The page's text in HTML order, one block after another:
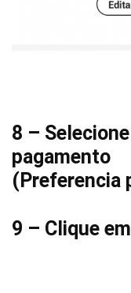
8 –
pagamento
(Preferencia
9 – Clique em